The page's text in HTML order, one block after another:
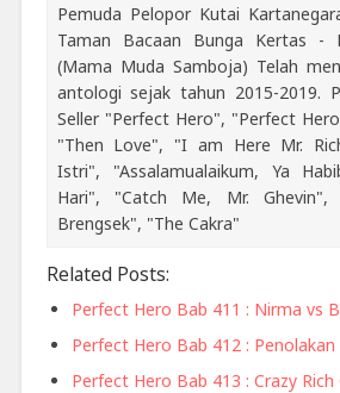
Pemuda Pelopor Kutai
Taman Bacaan Bunga Kertas -
(Mama Muda Samboja) Telah
antologi sejak tahun 2015-2019.
Seller "Perfect Hero", "Perfect
"Then Love", "I am Here Mr.
Istri", "Assalamualaikum, Ya
Hari", "Catch Me, Mr. Ghevin",
Brengsek", "The Cakra"
Related Posts:
Perfect Hero Bab 411 : Nirma vs
Perfect Hero Bab 412 :
Perfect Hero Bab 413 : Crazy Rich